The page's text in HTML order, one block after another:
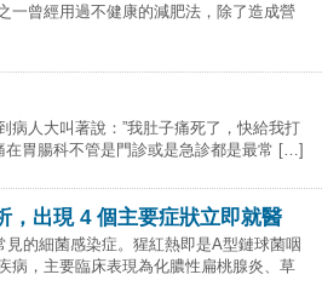
一曾經用過不健康的減肥法，除了造成營
病人大叫著說：”我肚子痛死了，快給我打
在胃腸科不管是門診或是急診都是最常 […]
，出現 4 個主要症狀立即就醫
的細菌感染症。猩紅熱即是A型鏈球菌咽
病，主要臨床表現為化膿性扁桃腺炎、草